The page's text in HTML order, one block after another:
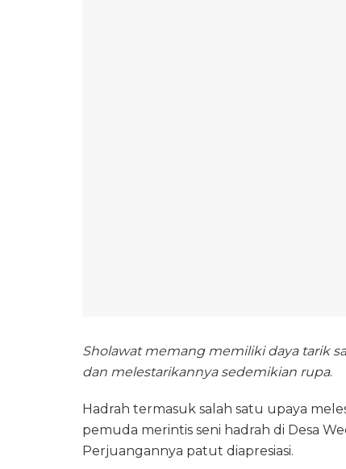
Sholawat memang memiliki daya tarik
dan melestarikannya sedemikian rupa.
Hadrah termasuk salah satu upaya
pemuda merintis seni hadrah di Desa
Perjuangannya patut diapresiasi.